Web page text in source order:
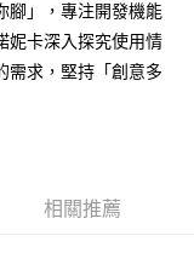
方式。 讓您購物簡單
帳。
腳」，專注開發機能
妮卡深入探究使用情
需求，堅持「創意多
相關推薦